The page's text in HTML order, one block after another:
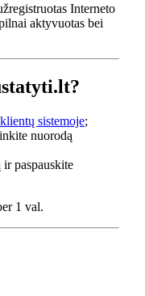
Interneto
aktyvuotas bei
klientų sistemoje;
nuorodą
paspauskite
1 val.